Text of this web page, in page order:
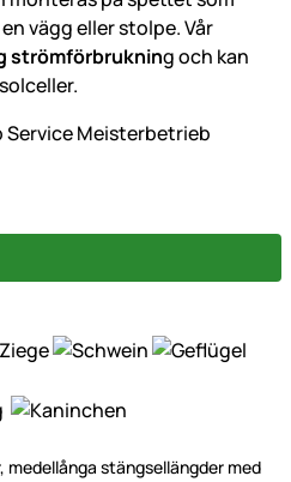
vägg eller stolpe. Vår
strömförbrukning och kan
medellånga stängsellängder med